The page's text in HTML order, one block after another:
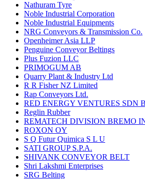
Nathuram Tyre
Noble Industrial Corporation
Noble Industrial Equipments
NRG Conveyors & Transmission Co.
Openheimer Asia LLP
Penguine Conveyor Beltings
Plus Fuzion LLC
PRIMOGUM AB
Quarry Plant & Industry Ltd
R R Fisher NZ Limited
Rap Conveyors Ltd.
RED ENERGY VENTURES SDN
Reglin Rubber
REMATECH DIVISION BREMO
ROXON OY
S Q Futur Quimica S L U
SATI GROUP S.P.A.
SHIVANK CONVEYOR BELT
Shri Lakshmi Enterprises
SRG Belting